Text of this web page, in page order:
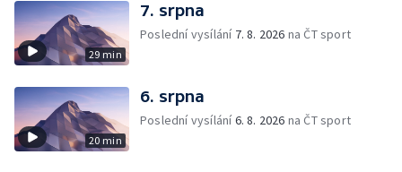
29 min
7. srpna
Poslední vysílání 7. 8. 2026 na ČT sport
20 min
6. srpna
Poslední vysílání6. 8. 2026 na ČT sport